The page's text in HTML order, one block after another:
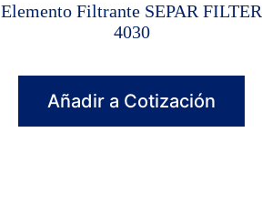
Elemento Filtrante SEPAR FILTER
4030
Añadir a Cotización